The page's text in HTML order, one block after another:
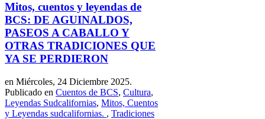
Mitos, cuentos y leyendas de
BCS: DE AGUINALDOS,
PASEOS A CABALLO Y
OTRAS TRADICIONES QUE
YA SE PERDIERON
en Miércoles, 24 Diciembre 2025.
Publicado en Cuentos de BCS, Cultura,
Leyendas Sudcalifornias, Mitos, Cuentos
y Leyendas sudcalifornias. , Tradiciones